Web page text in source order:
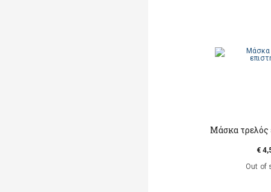
Μάσκα τρελός
€
Out of